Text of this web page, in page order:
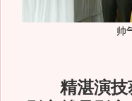
帅
精湛演